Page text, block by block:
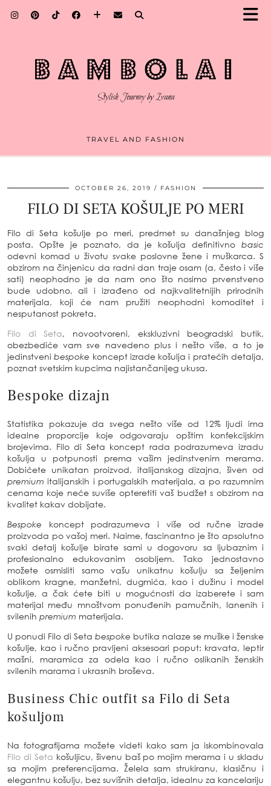
TRAVEL AND FASHION
OCTOBER 26, 2019 FASHION
FILO DI SETA KOŠULJE PO MERI
Filo di Seta košulje po meri,
predmet su današnjeg blog
posta. Opšte je poznato, da je košulja definitivno basic
odevni komad u životu svake poslovne žene i muškarca. S
obzirom na činjenicu da radni dan traje osam (a, često i više
sati) neophodno je da nam ono što nosimo prvenstveno
bude udobno, ali i izrađeno od najkvalitetnijih prirodnih
materijala, koji će nam pružiti neophodni komoditet i
nesputanost pokreta.
Filo di Seta, novootvoreni, ekskluzivni beogradski butik,
obezbediće vam sve navedeno plus i nešto više, a to je
jedinstvenibespoke koncept izrade košulja i pratećih detalja,
poznat svetskim kupcima najistančanijeg ukusa.
Bespoke dizajn
Statistika pokazuje da svega nešto više od 12% ljudi ima
idealne proporcije koje odgovaraju opštim konfekcijskim
brojevima. Filo di Seta koncept rada podrazumeva izradu
košulja u potpunosti prema vašim jedinstvenim merama.
Dobićete unikatan proizvod, italijanskog dizajna, šiven od
premium italijanskih i portugalskih materijala, a po razumnim
cenama koje neće suviše opteretiti vaš budžet s obzirom na
kvalitet kakav dobijate.
Bespoke koncept podrazumeva i više od ručne izrade
proizvoda po vašoj meri. Naime, fascinantno je što apsolutno
svaki detalj košulje birate sami u dogovoru sa ljubaznim i
profesionalno edukovanim osobljem. Tako jednostavno
možete osmisliti samo vašu unikatnu košulju sa željenim
oblikom kragne, manžetni, dugmića, kao i dužinu i model
košulje, a čak ćete biti u mogućnosti da izaberete i sam
materijal među mnoštvom ponuđenih pamučnih, lanenih i
svilenih premium materijala.
U ponudi Filo di Seta bespoke butika nalaze se muške i ženske
košulje, kao i ručno pravljeni aksesoari poput: kravata, leptir
mašni, maramica za odela kao i ručno oslikanih ženskih
svilenih marama i ukrasnih broševa.
Business Chic outfit sa Filo di Seta
košuljom
Na fotografijama možete videti kako sam ja iskombinovala
Filo di Seta košuljicu, šivenu baš po mojim merama i u skladu
sa mojim preferencijama. Želela sam strukiranu, klasičnu i
elegantnu košulju, bez suvišnih detalja, idealnu za kancelariju